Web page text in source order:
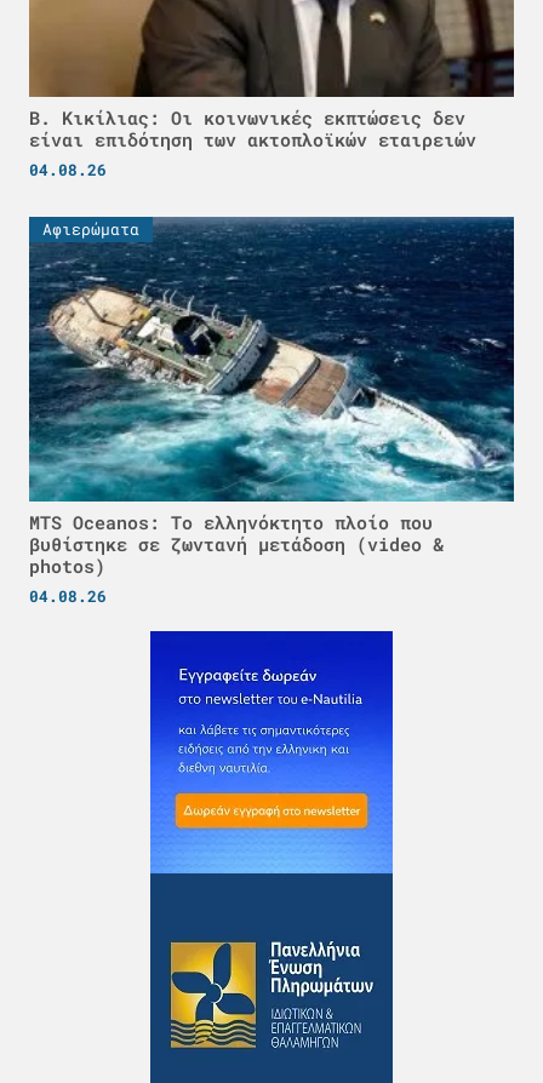
Β. Κικίλιας: Οι κοινωνικές εκπτώσεις δεν
είναι επιδότηση των ακτοπλοϊκών εταιρειών
04.08.26
Αφιερώματα
MTS Oceanos: Το ελληνόκτητο πλοίο που
βυθίστηκε σε ζωντανή μετάδοση (video &
photos)
04.08.26